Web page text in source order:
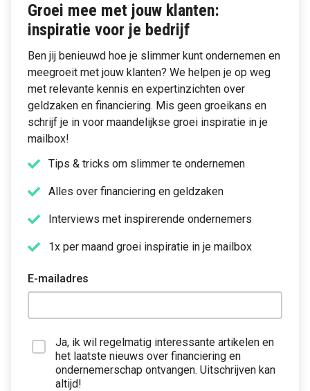
Groei mee met jouw klanten:
inspiratie voor je bedrijf
Ben jij benieuwd hoe je slimmer kunt ondernemen en
meegroeit met jouw klanten? We helpen je op weg
met relevante kennis en expertinzichten over
geldzaken en financiering. Mis geen groeikans en
schrijf je in voor maandelijkse groei inspiratie in je
mailbox!
Tips & tricks om slimmer te ondernemen
Alles over financiering en geldzaken
Interviews met inspirerende ondernemers
1x per maand groei inspiratie in je mailbox
E-mailadres
Ja, ik wil regelmatig interessante artikelen en
het laatste nieuws over financiering en
ondernemerschap ontvangen. Uitschrijven kan
altijd!